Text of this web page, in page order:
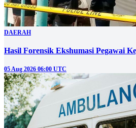
DAERAH
Hasil Forensik Ekshumasi Pegawai
05 Aug 2026 06:00 UTC